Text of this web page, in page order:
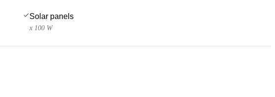
Solar panels
x 100 W